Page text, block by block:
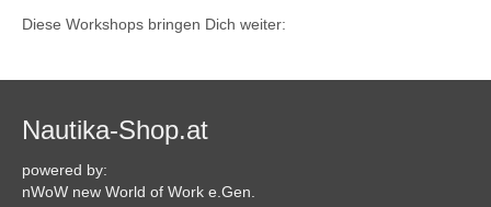
Diese Workshops bringen Dich weiter:
Nautika-Shop.at
powered by:
nWoW new World of Work e.Gen.